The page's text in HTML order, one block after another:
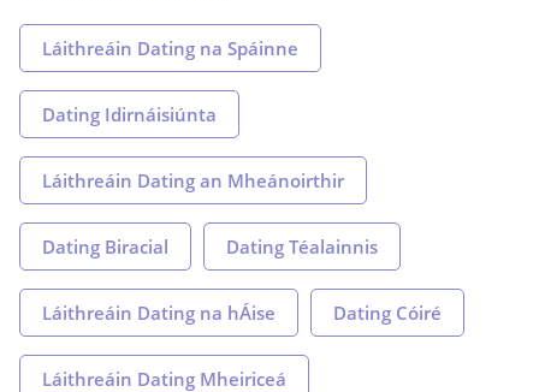
Láithreáin Dating na Spáinne
Dating Idirnáisiúnta
Láithreáin Dating an Mheánoirthir
Dating Biracial Dating Téalainnis
Láithreáin Dating na hÁise Dating Cóiré
Láithreáin Dating Mheiriceá